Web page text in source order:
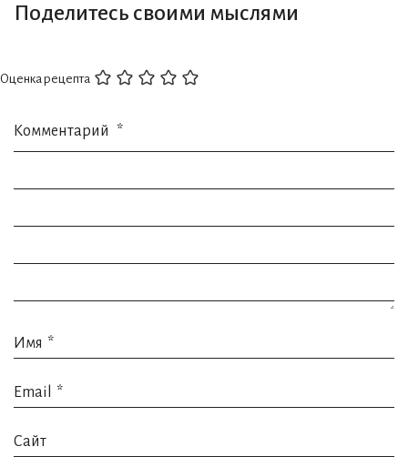
Поделитесь своими мыслями
Оценка рецепта
Комментарий *
Имя *
Email *
Сайт